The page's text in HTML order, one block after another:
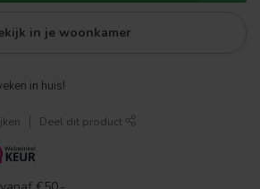
in je woonkamer
in huis!
Deel dit product